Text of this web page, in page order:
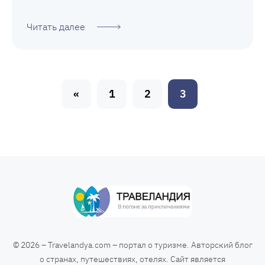
Читать далее
а
« 1 2 3
© 2026 – Travelandya.com – портал о туризме. Авторский блог
о странах, путешествиях, отелях. Сайт является